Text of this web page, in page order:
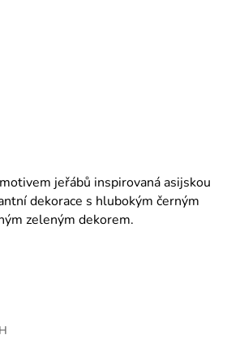
jeřábů inspirovaná asijskou
dekorace s hlubokým černým
zeleným dekorem.